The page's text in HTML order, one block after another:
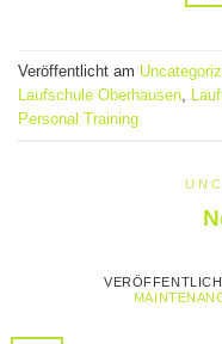
Veröffentlicht am
Laufschule Oberhausen
Personal Training